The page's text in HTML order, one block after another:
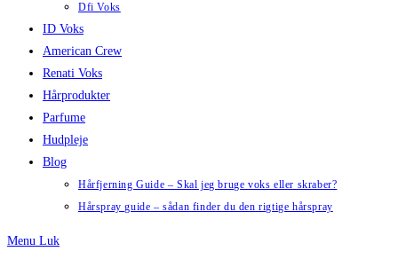
Dfi Voks
ID Voks
American Crew
Renati Voks
Hårprodukter
Parfume
Hudpleje
Blog
Hårfjerning Guide – Skal jeg bruge voks eller skraber?
Hårspray guide – sådan finder du den rigtige hårspray
Menu Luk